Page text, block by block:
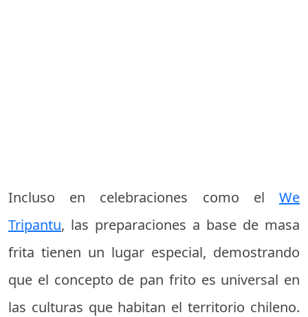
Incluso en celebraciones como el We
Tripantu, las preparaciones a base de masa
frita tienen un lugar especial, demostrando
que el concepto de pan frito es universal en
las culturas que habitan el territorio chileno.